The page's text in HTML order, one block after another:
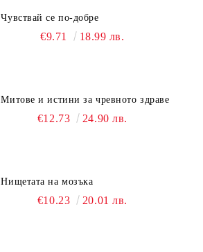
Чувствай се по-добре
€9.71 18.99 лв.
Митове и истини за чревното здраве
€12.73 24.90 лв.
Нищетата на мозъка
€10.23 20.01 лв.